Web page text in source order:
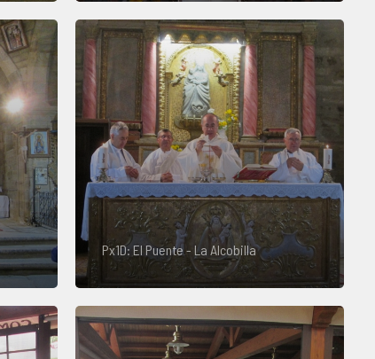
Px1D: El Puente - La Alcobilla